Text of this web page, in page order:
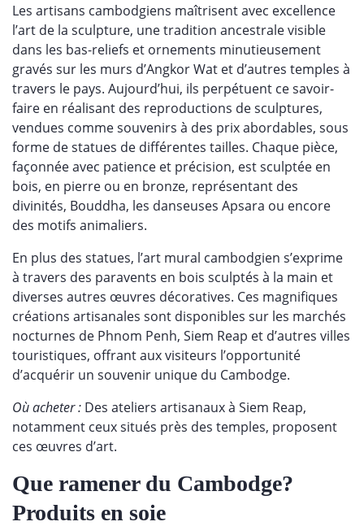
Les artisans cambodgiens maîtrisent avec excellence
l’art de la sculpture, une tradition ancestrale visible
dans les bas-reliefs et ornements minutieusement
gravés sur les murs d’Angkor Wat et d’autres temples à
travers le pays. Aujourd’hui, ils perpétuent ce savoir-
faire en réalisant des reproductions de sculptures,
vendues comme souvenirs à des prix abordables, sous
forme de statues de différentes tailles. Chaque pièce,
façonnée avec patience et précision, est sculptée en
bois, en pierre ou en bronze, représentant des
divinités, Bouddha, les danseuses Apsara ou encore
des motifs animaliers.
En plus des statues, l’art mural cambodgien s’exprime
à travers des paravents en bois sculptés à la main et
diverses autres œuvres décoratives. Ces magnifiques
créations artisanales sont disponibles sur les marchés
nocturnes de Phnom Penh, Siem Reap et d’autres villes
touristiques, offrant aux visiteurs l’opportunité
d’acquérir un souvenir unique du Cambodge.
Où acheter : Des ateliers artisanaux à Siem Reap,
notamment ceux situés près des temples, proposent
ces œuvres d’art.
Que ramener du Cambodge?
Produits en soie